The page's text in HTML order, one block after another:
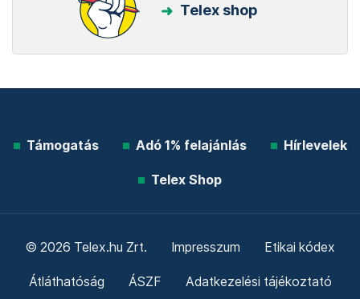
Telex shop
Támogatás Adó 1% felajánlás Hírlevelek
Telex Shop
© 2026 Telex.hu Zrt. Impresszum Etikai kódex
Átláthatóság ÁSZF Adatkezelési tájékoztató